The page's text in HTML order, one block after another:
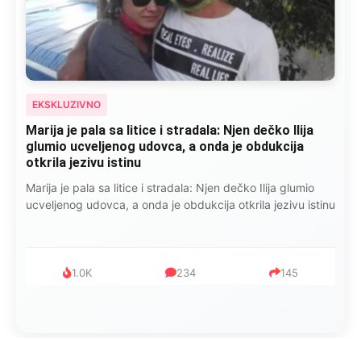
EKSKLUZIVNO
Marija je pala sa litice i stradala: Njen dečko Ilija
glumio ucveljenog udovca, a onda je obdukcija
otkrila jezivu istinu
Marija je pala sa litice i stradala: Njen dečko Ilija glumio
ucveljenog udovca, a onda je obdukcija otkrila jezivu istinu
1.0K 234 145